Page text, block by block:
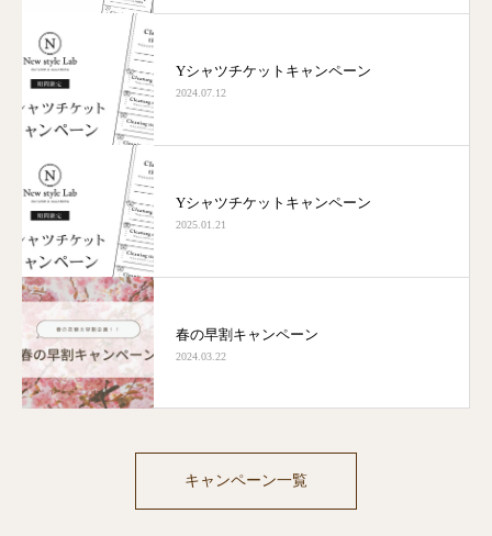
Yシャツチケットキャンペーン
2024.07.12
Yシャツチケットキャンペーン
2025.01.21
春の早割キャンペーン
2024.03.22
キャンペーン一覧